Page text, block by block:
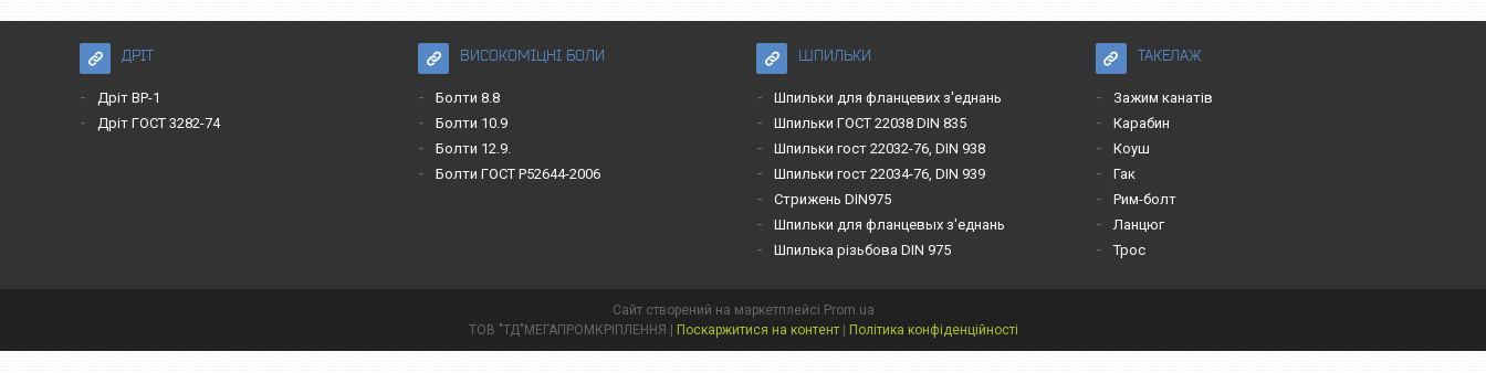
ДРІТ
Дріт ВР-1
Дріт ГОСТ 3282-74
ВИСОКОМІЦНІ БОЛИ
Болти 8.8
Болти 10.9
Болти 12.9.
Болти ГОСТ Р52644-2006
ШПИЛЬКИ
Шпильки для фланцевих з'еднань
Шпильки ГОСТ 22038 DIN 835
Шпильки гост 22032-76, DIN 938
Шпильки гост 22034-76, DIN 939
Стрижень DIN975
Шпильки для фланцевых з'еднань
Шпилька різьбова DIN 975
ТАКЕЛАЖ
Зажим канатів
Карабин
Коуш
Гак
Рим-болт
Ланцюг
Трос
Сайт створений на маркетплейсі Prom.ua
Поскаржитися на контент Політика конфіденційності